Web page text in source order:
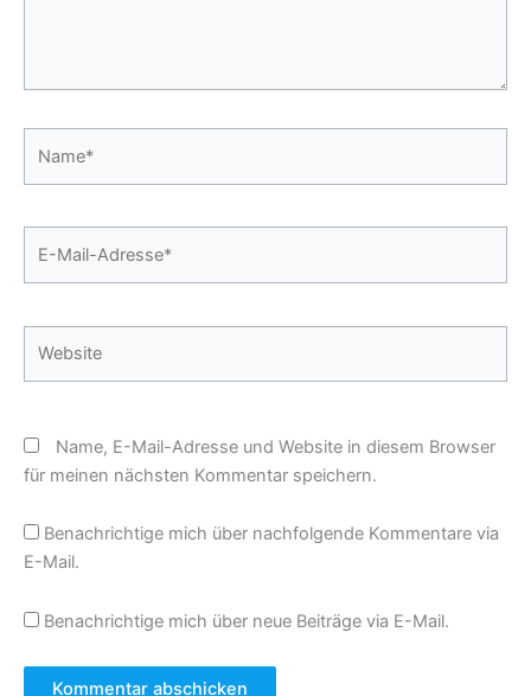
Mail-
Name, E-Mail-Adresse und Website in diesem Browser
für meinen nächsten Kommentar speichern.
Benachrichtige mich über nachfolgende Kommentare via
E-Mail.
Benachrichtige mich über neue Beiträge via E-Mail.